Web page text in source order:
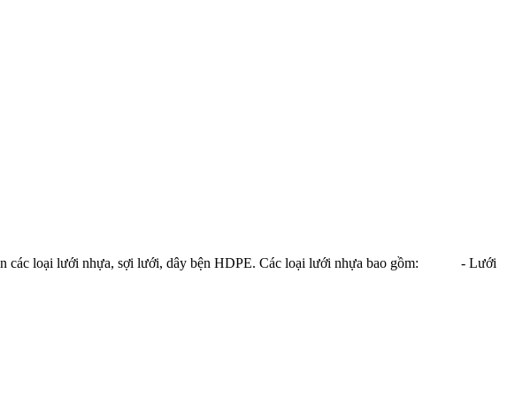
các loại lưới nhựa, sợi lưới, dây bện HDPE. Các loại lưới nhựa bao gồm: - Lưới